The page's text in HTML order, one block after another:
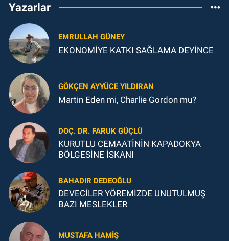
Yazarlar
EMRULLAH GÜNEY
EKONOMİYE KATKI SAĞLAMA DEYİNCE
GÖKÇEN AYYÜCE YILDIRAN
Martin Eden mi, Charlie Gordon mu?
DOÇ. DR. FARUK GÜÇLÜ
KURUTLU CEMAATİNİN KAPADOKYA
BÖLGESİNE İSKANI
BAHADIR DEDEOĞLU
DEVECİLER YÖREMİZDE UNUTULMUŞ
BAZI MESLEKLER
MUSTAFA HAMIŞ